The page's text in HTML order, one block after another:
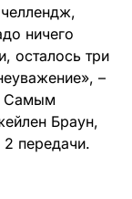
ничего
осталось три
–
Самым
Браун,
передачи.